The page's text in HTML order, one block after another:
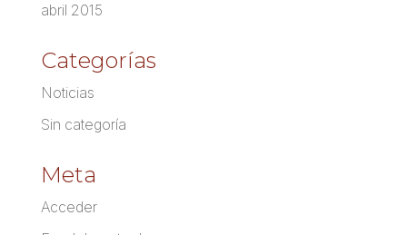
abril 2015
Categorías
Noticias
Sin categoría
Meta
Acceder